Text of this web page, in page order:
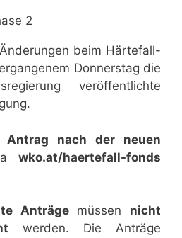
2
beim Härtefall-
Donnerstag die
veröffentlichte
Antrag nach der neuen
wko.at/haertefall-fonds
Anträgemüssen nicht
werden. Die Anträge